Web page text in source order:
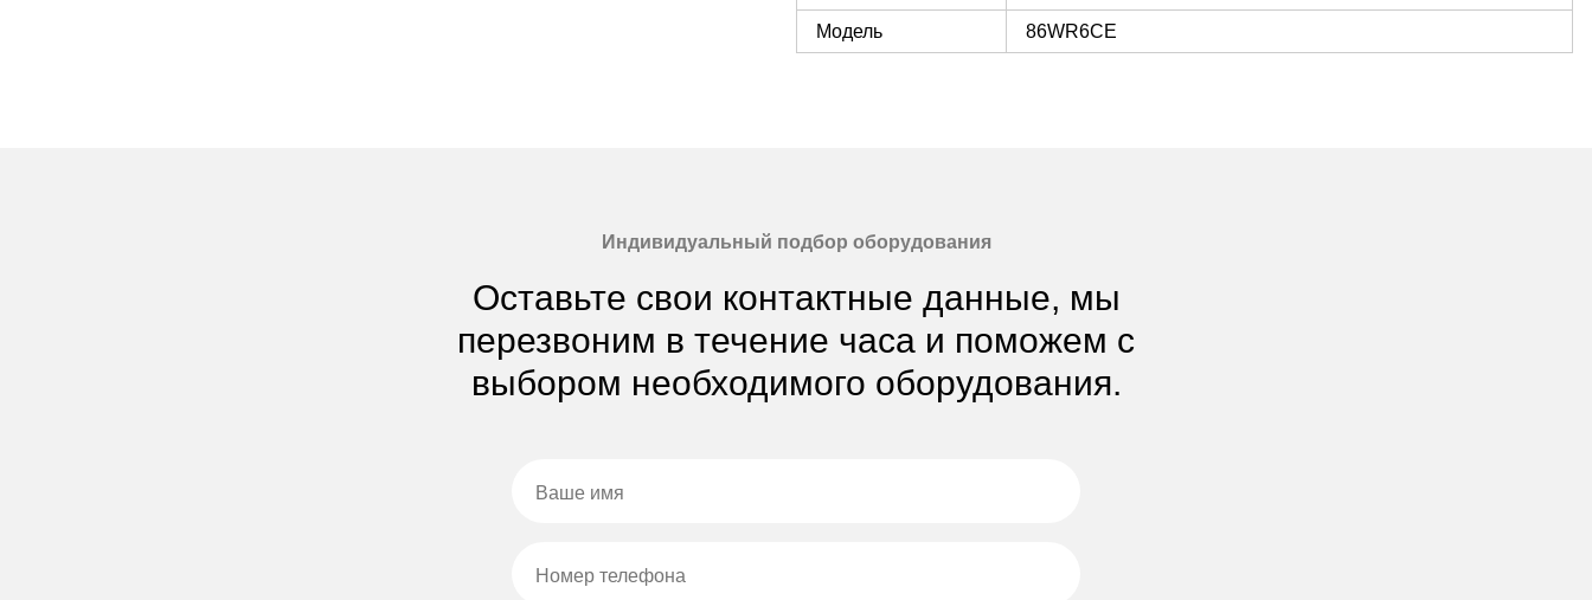
Модель 86WR6CE
Индивидуальный подбор оборудования
Оставьте свои контактные данные, мы
перезвоним в течение часа и поможем с
выбором необходимого оборудования.